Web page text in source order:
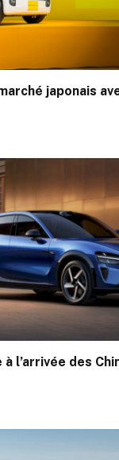
japonais
l’arrivée des